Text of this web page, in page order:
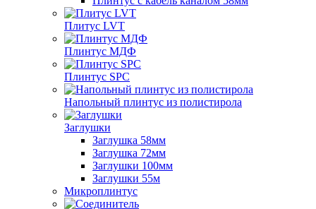
Плитус LVT
Плинтус МДФ
Плинтус SPC
Напольный плинтус из полистирола
Заглушки
Заглушка 58мм
Заглушка 72мм
Заглушки 100мм
Заглушки 55м
Микроплинтус